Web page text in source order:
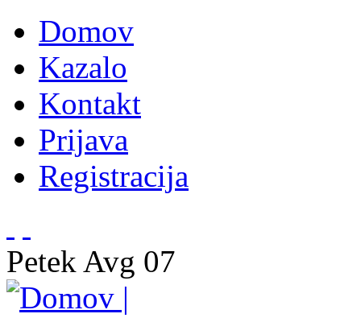
Domov
Kazalo
Kontakt
Prijava
Registracija
Petek Avg 07